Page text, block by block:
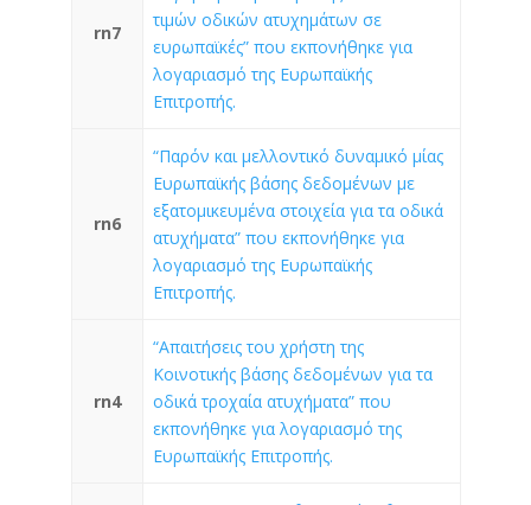
rn7
τιμών οδικών ατυχημάτων σε
ευρωπαϊκές” που εκπονήθηκε για
λογαριασμό της Ευρωπαϊκής
Επιτροπής.
rn6
“Παρόν και μελλοντικό δυναμικό μίας
Ευρωπαϊκής βάσης δεδομένων με
εξατομικευμένα στοιχεία για τα οδικά
ατυχήματα” που εκπονήθηκε για
λογαριασμό της Ευρωπαϊκής
Επιτροπής.
rn4
“Απαιτήσεις του χρήστη της
Κοινοτικής βάσης δεδομένων για τα
οδικά τροχαία ατυχήματα” που
εκπονήθηκε για λογαριασμό της
Ευρωπαϊκής Επιτροπής.